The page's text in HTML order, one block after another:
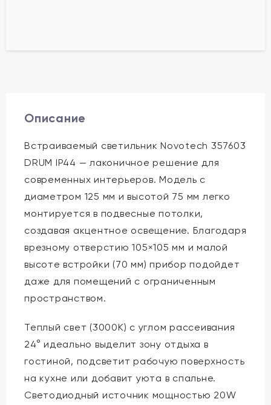
Описание
Встраиваемый светильник Novotech 357603
DRUM IP44 — лаконичное решение для
современных интерьеров. Модель с
диаметром 125 мм и высотой 75 мм легко
монтируется в подвесные потолки,
создавая акцентное освещение. Благодаря
врезному отверстию 105×105 мм и малой
высоте встройки (70 мм) прибор подойдет
даже для помещений с ограниченным
пространством.
Теплый свет (3000K) с углом рассеивания
24° идеально выделит зону отдыха в
гостиной, подсветит рабочую поверхность
на кухне или добавит уюта в спальне.
Светодиодный источник мощностью 20W